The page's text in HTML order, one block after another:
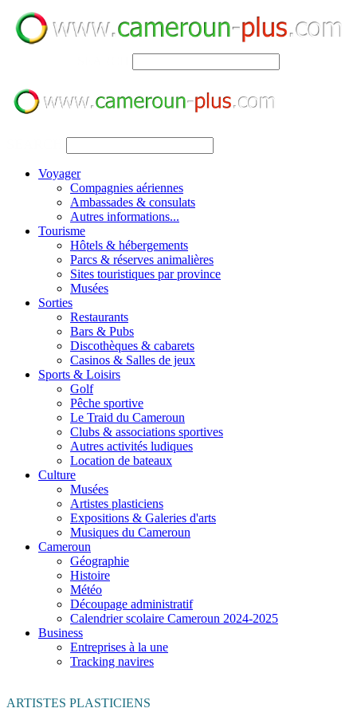
Voyager
Compagnies aériennes
Ambassades & consulats
Autres informations...
Tourisme
Hôtels & hébergements
Parcs & réserves animalières
Sites touristiques par province
Musées
Sorties
Restaurants
Bars & Pubs
Discothèques & cabarets
Casinos & Salles de jeux
Sports & Loisirs
Golf
Pêche sportive
Le Traid du Cameroun
Clubs & associations sportives
Autres activités ludiques
Location de bateaux
Culture
Musées
Artistes plasticiens
Expositions & Galeries d'arts
Musiques du Cameroun
Cameroun
Géographie
Histoire
Météo
Découpage administratif
Calendrier scolaire Cameroun 2024-2025
Business
Entreprises à la une
Tracking navires
ARTISTES PLASTICIENS